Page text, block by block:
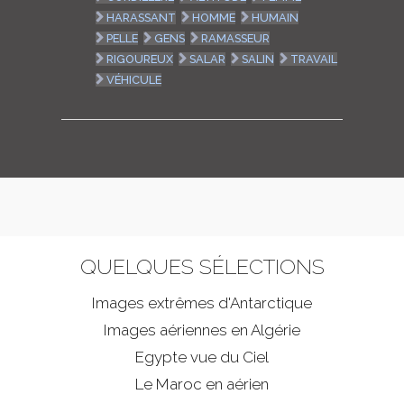
HARASSANT
HOMME
HUMAIN
PELLE
GENS
RAMASSEUR
RIGOUREUX
SALAR SALIN
TRAVAIL
VÉHICULE
QUELQUES SÉLECTIONS
Images extrêmes d'Antarctique
Images aériennes en Algérie
Egypte vue du Ciel
Le Maroc en aérien